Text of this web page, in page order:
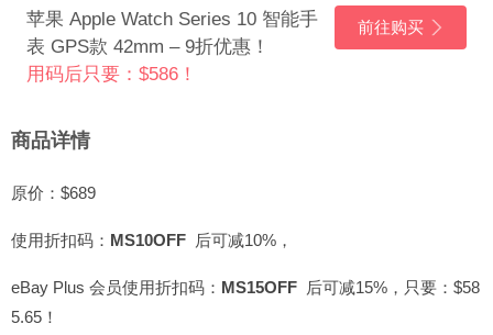
苹果 Apple Watch Series 10 智能手
表 GPS款 42mm – 9折优惠！
用码后只要：$586！
前往购买
商品详情
原价：$689
使用折扣码： MS10OFF 后可减10%，
eBay Plus 会员使用折扣码： MS15OFF 后可减15%，只要：$58
5.65！